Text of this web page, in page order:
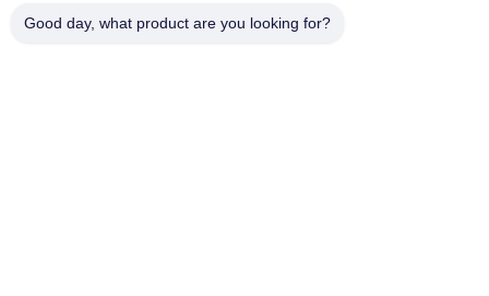
weniger Aufzug
Good day, what product are you looking for?